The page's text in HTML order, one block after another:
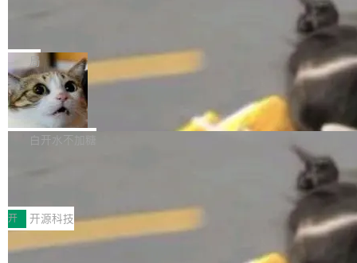
一在人才争夺战中失血的公司。六月，Google
连失两员大将：Noam Shazeer 去了 Op...
er HE-AAC 960 解码 (DAB+) transpose_cuda
filter 添加 AMF Frame Rate Converter (vf_frc
_amf) filter SMPTE 2094-50 元数据支持和直
通 ProRes RAW VideoToolbox 硬件加速器 AP
V ...
Code 在 X 上发帖：「DeepSeek Flash did 8T
tokens on August 1st. 5T of free usage + 3T
on OpenCode Go.」79.8 万次浏览，连带着 #
DeepSeek一天消耗了8万亿# 上了微博热搜——
注意这是 OpenCode 一家的消耗。 OpenCode
不完。」5T 来自免费额度，3T 来自 Go...
局
NetBSD 11.0 正式发布
NetBSD 11.0 现已正式发布，这是 NetBSD 操
作系统的第十八个主要版本。 自 NetBSD 10.1
ve JH71XX 的设备，例如 VisionFive 2、PINE
64 STAR64，以及 QEMU。 增强了对 POSIX.1
-2024 和 C23 编程接口标准的兼容性。 compat
白开水不加糖
案
享会在上海举办。鸿蒙生态的全场景智慧营销平
台鲸鸿动能协同华为游戏中心，面向游戏行业开
发者及生态伙伴，系统呈现了平台在游戏领域的
开 开源科技
技嘉X3D系列再添新成员 B850 AORU